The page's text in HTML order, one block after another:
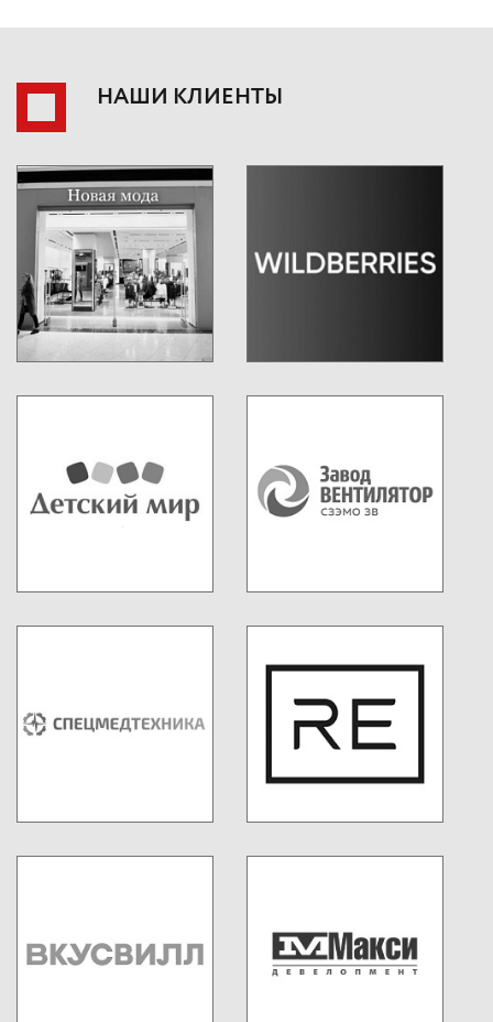
НАШИ КЛИЕНТЫ